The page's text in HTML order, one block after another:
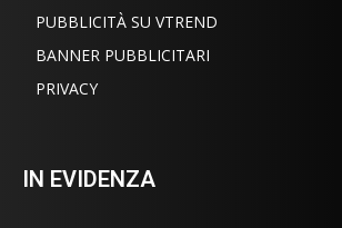
PUBBLICITÀ SU VTREND
BANNER PUBBLICITARI
PRIVACY
IN EVIDENZA